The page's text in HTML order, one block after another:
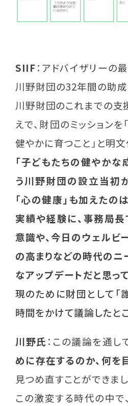
SIIF：アドバイザリーの
川野財団の32年間の助成
川野財団のこれまでの支
えで、財団のミッション
健やかに育つこと」と明文
「子どもたちの健やかな
う川野財団の設立当初
「心の健康」も加えたの
実績や経験に、事務局
意識や、今日のウェルビ
の高まりなどの時代のニ
なアップデートだと思っ
現のために財団として「
時間をかけて議論したと
川野氏 ：この議論を通し
めに存在するのか、何を
見つめ直すことができまし
この激変する時代の中で